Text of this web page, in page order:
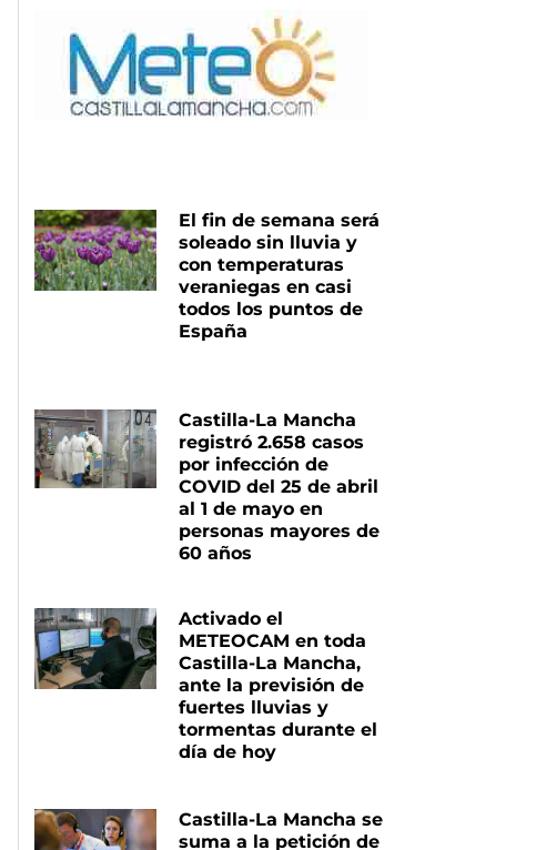
El fin de semana será
soleado sin lluvia y
con temperaturas
veraniegas en casi
todos los puntos de
España
Castilla-La Mancha
registró 2.658 casos
por infección de
COVID del 25 de abril
al 1 de mayo en
personas mayores de
60 años
Activado el
METEOCAM en toda
Castilla-La Mancha,
ante la previsión de
fuertes lluvias y
tormentas durante el
día de hoy
Castilla-La Mancha se
suma a la petición de